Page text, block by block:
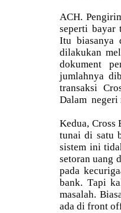
ACH.
seperti bayar
Itu biasanya
dilakukan
dokument
jumlahnya
transaksi
Dalam negeri
Kedua, Cross
tunai di satu
sistem ini
setoran uang
pada
bank. Tapi
masalah.
ada di front